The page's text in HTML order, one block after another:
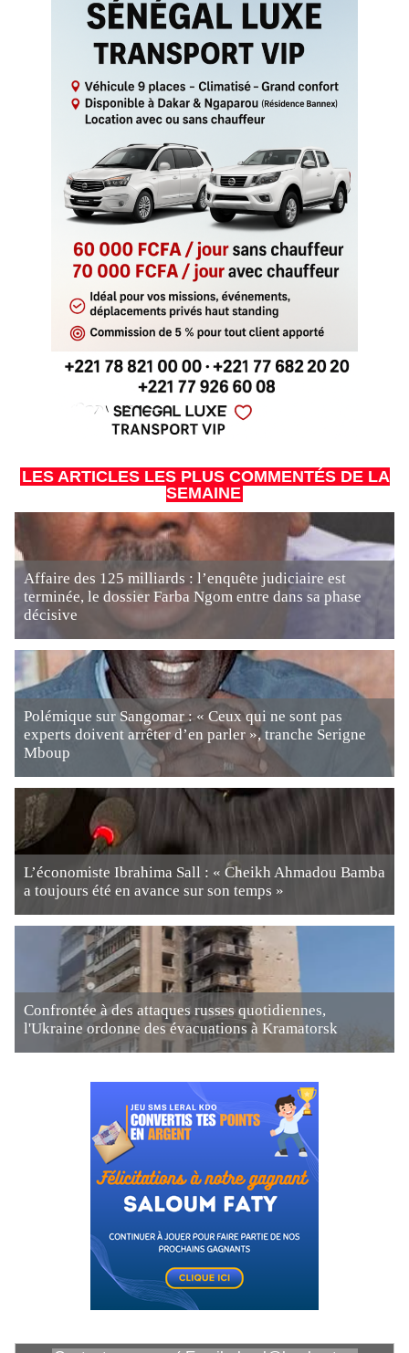
LES ARTICLES LES PLUS COMMENTÉS DE LA
SEMAINE
Affaire des 125 milliards : l’enquête judiciaire est
terminée, le dossier Farba Ngom entre dans sa phase
décisive
Polémique sur Sangomar : « Ceux qui ne sont pas
experts doivent arrêter d’en parler », tranche Serigne
Mboup
L’économiste Ibrahima Sall : « Cheikh Ahmadou Bamba
a toujours été en avance sur son temps »
Confrontée à des attaques russes quotidiennes,
l'Ukraine ordonne des évacuations à Kramatorsk